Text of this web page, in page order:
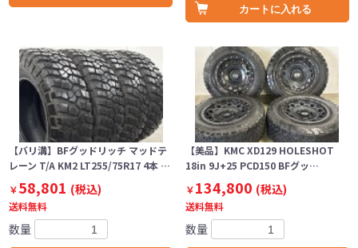
カートに入れる
【バリ溝】BFグッドリッチ マッドテ
レーン T/A KM2 LT255/75R17 4本 …
￥58,801 (税込)
送料無料
数量
【美品】KMC XD129 HOLESHOT
18in 9J+25 PCD150 BFグッ…
￥134,800 (税込)
送料無料
数量